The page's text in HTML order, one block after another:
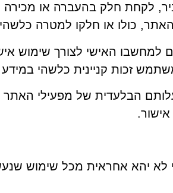
לקחת חלק בהעברה או
האתר, כולו או חלקו למטרה
האישי לצורך שימוש
זכות קניינית כלשהי
הבלעדית של מפעילי
לא יהא אחראית מכל שימוש